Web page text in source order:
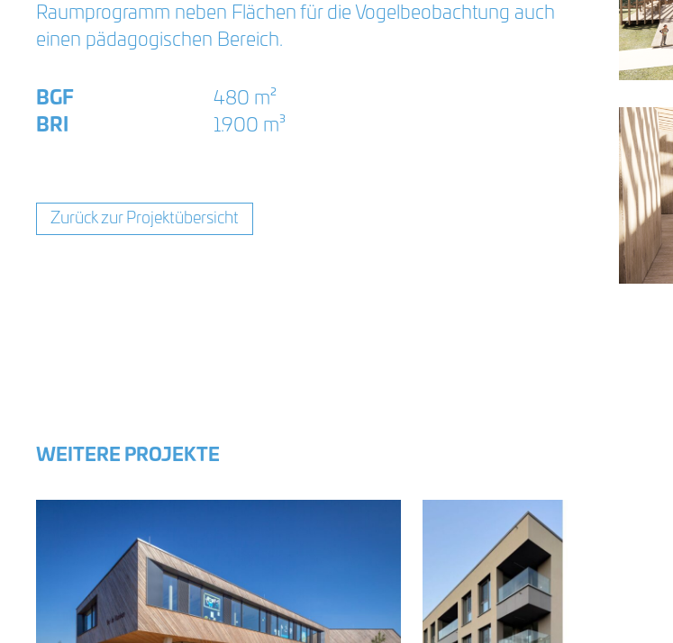
Raumprogramm neben Flächen für die Vogelbeobachtung auch
einen pädagogischen Bereich.
BGF
BRI
480 m²
1.900 m³
Zurück zur Projektübersicht
WEITERE PROJEKTE